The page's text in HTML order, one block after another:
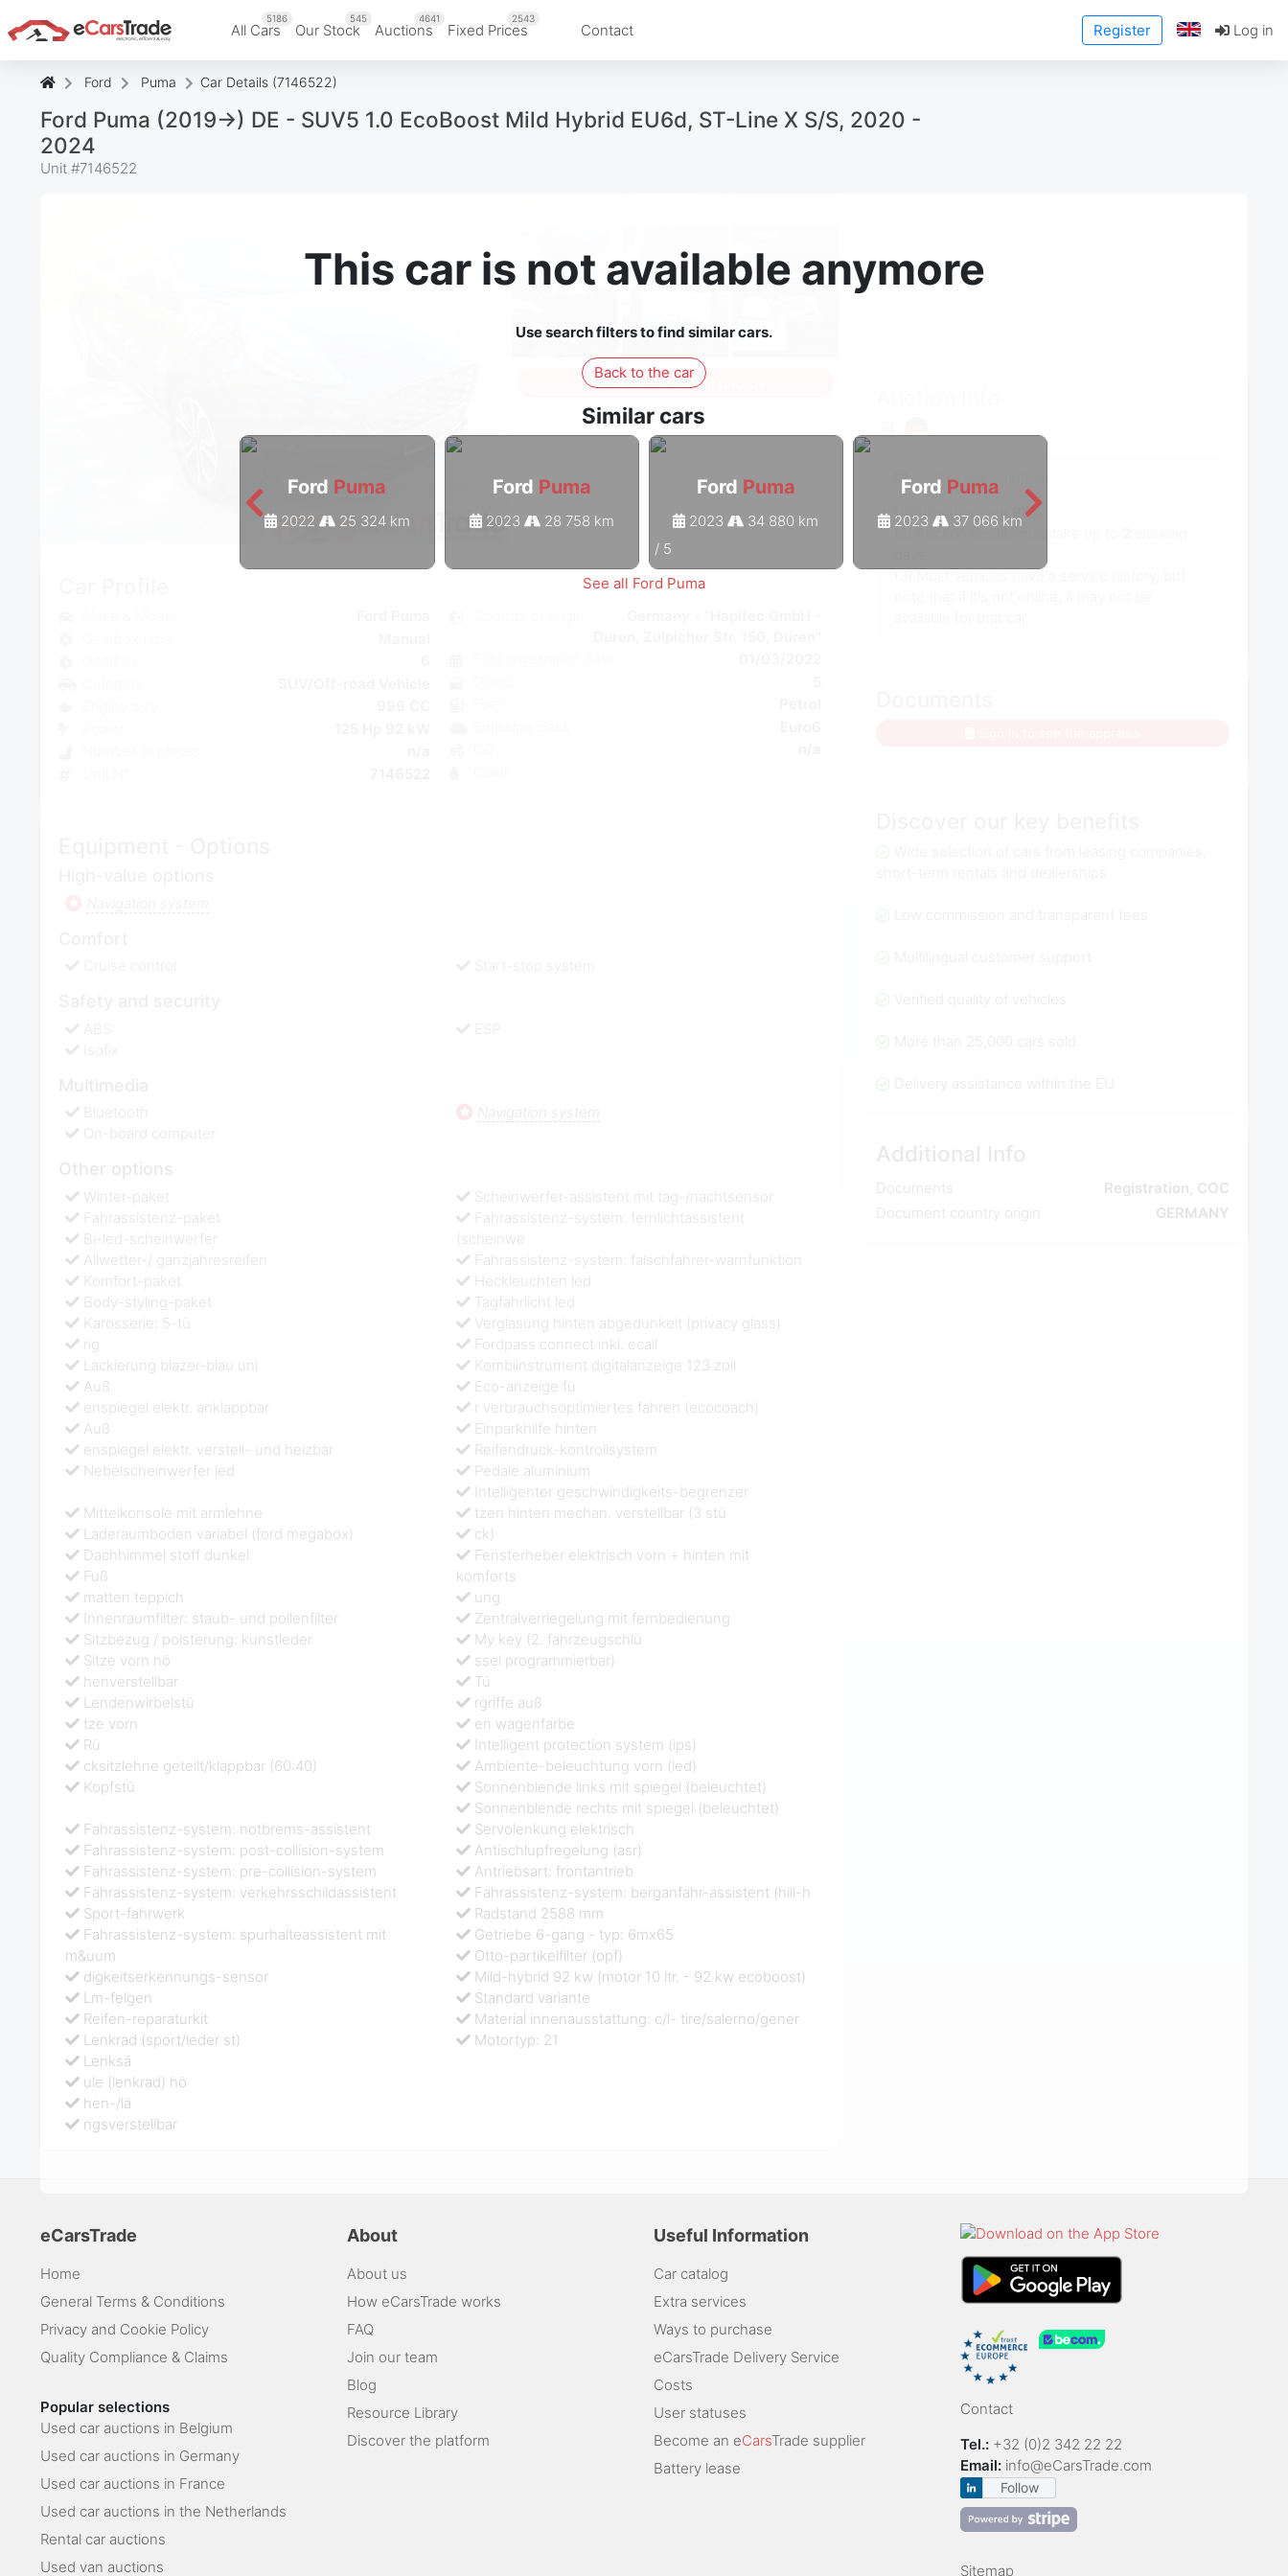
All Cars
5186
Our Stock
545
Auctions
4641
Fixed Prices
2543
Contact Register Log in
Ford Puma Car Details (7146522)
Ford Puma (2019->) DE - SUV5 1.0 EcoBoost Mild Hybrid EU6d, ST-Line X S/S, 2020 -
2024
Unit #7146522
This car is not available anymore
Use search filters to find similar cars.
Back to the car
Similar cars
Ford Puma
2022 25 324 km
Ford Puma
2023 28 758 km
Ford Puma
2023 34 880 km
Ford Puma
2023 37 066 km
/ 5
See all Ford Puma
Auction Description
(1) Allocation rate
98%
More than 25,000 cars sold
Delivery assistance within the EU
Documents
Registration, COC
Document country origin
GERMANY
Sign in to see all photos
Bluetooth
Navigation system
On-board computer
Winter-paket
Fahrassistenz-paket
Bi-led-scheinwerfer
Allwetter-/ ganzjahresreifen
Komfort-paket
Body-styling-paket
Karosserie: 5-tü
rig
Lackierung blazer-blau uni
Auß
enspiegel elektr. anklappbar
Auß
enspiegel elektr. verstell- und heizbar
Nebelscheinwerfer led
Scheinwerfer-assistent mit tag-/nachtsensor
Fahrassistenz-system: fernlichtassistent
(scheinwe
Fahrassistenz-system: falschfahrer-warnfunktion
Heckleuchten led
Tagfahrlicht led
Verglasung hinten abgedunkelt (privacy glass)
Fordpass connect inkl. ecall
Kombiinstrument digitalanzeige 123 zoll
Eco-anzeige fü
r verbrauchsoptimiertes fahren (ecocoach)
Einparkhilfe hinten
Reifendruck-kontrollsystem
Pedale aluminium
Intelligenter geschwindigkeits-begrenzer
Mittelkonsole mit armlehne
Laderaumboden variabel (ford megabox)
Dachhimmel stoff dunkel
Fuß
matten teppich
Innenraumfilter: staub- und pollenfilter
Sitzbezug / polsterung: kunstleder
Sitze vorn hö
henverstellbar
Lendenwirbelstü
tze vorn
Rü
cksitzlehne geteilt/klappbar (60:40)
Kopfstü
tzen hinten mechan. verstellbar (3 stü
ck)
Fensterheber elektrisch vorn + hinten mit
komforts
ung
Zentralverriegelung mit fernbedienung
My key (2. fahrzeugschlü
ssel programmierbar)
Tü
rgriffe auß
en wagenfarbe
Intelligent protection system (ips)
Ambiente-beleuchtung vorn (led)
Sonnenblende links mit spiegel (beleuchtet)
Sonnenblende rechts mit spiegel (beleuchtet)
Fahrassistenz-system: notbrems-assistent
Fahrassistenz-system: post-collision-system
Fahrassistenz-system: pre-collision-system
Fahrassistenz-system: verkehrsschildassistent
Sport-fahrwerk
Fahrassistenz-system: spurhalteassistent mit
m&uum
digkeitserkennungs-sensor
Lm-felgen
Reifen-reparaturkit
Lenkrad (sport/leder st)
Lenksä
ule (lenkrad) hö
hen-/lä
ngsverstellbar
Servolenkung elektrisch
Antischlupfregelung (asr)
Antriebsart: frontantrieb
Fahrassistenz-system: berganfahr-assistent (hill-h
Radstand 2588 mm
Getriebe 6-gang - typ: 6mx65
Otto-partikelfilter (opf)
Mild-hybrid 92 kw (motor 10 ltr. - 92 kw ecoboost)
Standard variante
Material innenausstattung: c/l- tire/salerno/gener
Motortyp: 21
eCarsTrade
Home
General Terms & Conditions
Privacy and Cookie Policy
Quality Compliance & Claims
Popular selections
Used car auctions in Belgium
Used car auctions in Germany
Used car auctions in France
Used car auctions in the Netherlands
Rental car auctions
Used van auctions
About
About us
How eCarsTrade works
FAQ
Join our team
Blog
Resource Library
Discover the platform
Useful Information
Car catalog
Extra services
Ways to purchase
eCarsTrade Delivery Service
Costs
User statuses
Become an eCarsTrade supplier
Battery lease
Contact
Tel.: +32 (0)2 342 22 22
Email: info@eCarsTrade.com
Follow
Sitemap